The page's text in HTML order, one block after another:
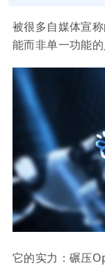
被很多自媒体宣
能而非单一功能
它的实力：碾压